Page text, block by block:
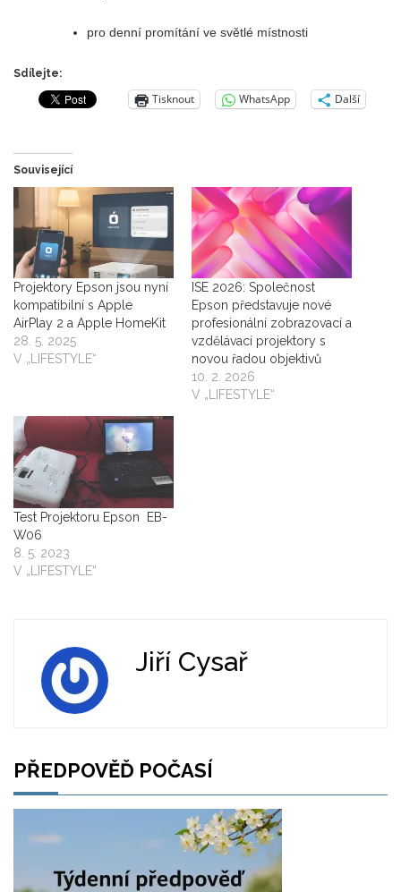
pro denní promítání ve světlé místnosti
Sdílejte:
Tisknout WhatsApp Další
Související
Projektory Epson jsou nyní
kompatibilní s Apple
AirPlay 2 a Apple HomeKit
28. 5. 2025
V „LIFESTYLE“
ISE 2026: Společnost
Epson představuje nové
profesionální zobrazovací a
vzdělávací projektory s
novou řadou objektivů
10. 2. 2026
V „LIFESTYLE“
Test Projektoru Epson EB-
W06
8. 5. 2023
V „LIFESTYLE“
Jiří Cysař
PŘEDPOVĚĎ POČASÍ